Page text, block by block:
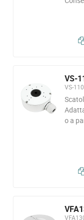
VS-
VS-
o a